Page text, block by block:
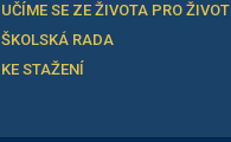
UČÍME SE ZE ŽIVOTA PRO ŽIVOT
ŠKOLSKÁ RADA
KE STAŽENÍ